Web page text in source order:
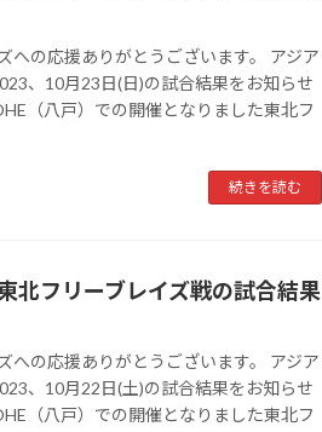
への応援ありがとうございます。 アジア
、10月23日(日)の試合結果をお知らせ
（八戸）での開催となりました東北フ
続きを読む
北フリーブレイズ戦の試合結果
への応援ありがとうございます。 アジア
、10月22日(土)の試合結果をお知らせ
（八戸）での開催となりました東北フ